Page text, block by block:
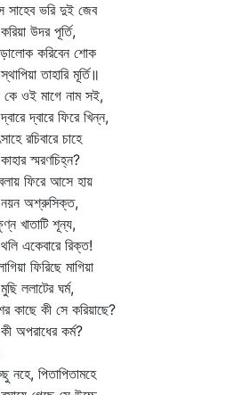
সাহেব ভরি দুই জেব
উদর পূর্তি,
করিবেন শোক
তাহারি মূর্তি॥
কে ওই মাগে নাম সই,
দ্বারে ফিরে খিন্ন,
রচিবারে চাহে
স্মরণচিহ্ন?
ফিরে আসে হায়
অশ্রুসিক্ত,
খাতাটি শূন্য,
একেবারে রিক্ত!
ফিরিছে মাগিয়া
ঘর্ম,
কাছে কী সে করিয়াছে?
কর্ম?
নহে, পিতাপিতামহে